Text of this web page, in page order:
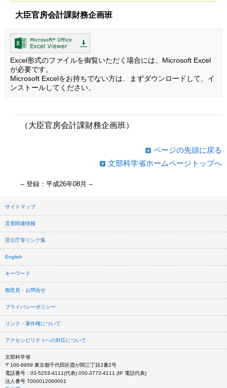
大臣官房会計課財務企画班
Excel形式のファイルを御覧いただく場合には、Microsoft Excel
が必要です。
Microsoft Excelをお持ちでない方は、まずダウンロードして、イ
ンストールしてください。
（大臣官房会計課財務企画班）
ページの先頭に戻る
文部科学省ホームページトップへ
-- 登録：平成26年08月 --
サイトマップ
災害関連情報
官公庁等リンク集
English
キーワード
御意見・お問合せ
プライバシーポリシー
リンク・著作権について
アクセシビリティへの対応について
文部科学省
〒100-8959 東京都千代田区霞が関三丁目2番2号
電話番号：03-5253-4111(代表) 050-3772-4111 (IP 電話代表)
法人番号 7000012060001